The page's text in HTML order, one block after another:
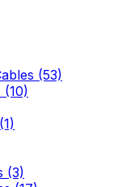
(53)
(10)
(1)
(3)